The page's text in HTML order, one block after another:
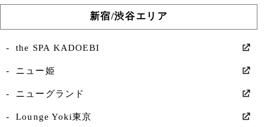
新宿/渋谷エリア
the SPA KADOEBI
ニュー姫
ニューグランド
Lounge Yoki東京